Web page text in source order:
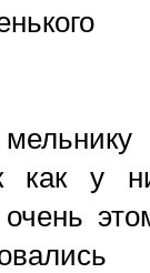
как у